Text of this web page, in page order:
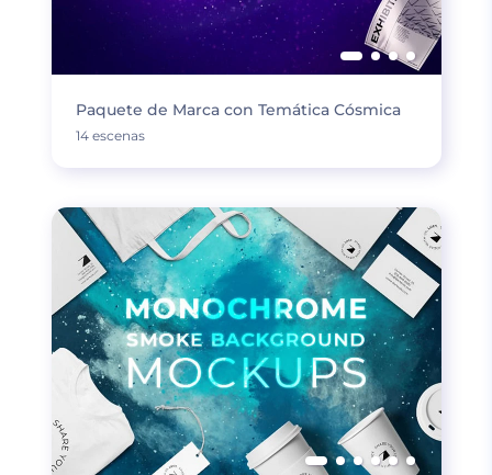
Paquete de Marca con Temática Cósmica
14 escenas